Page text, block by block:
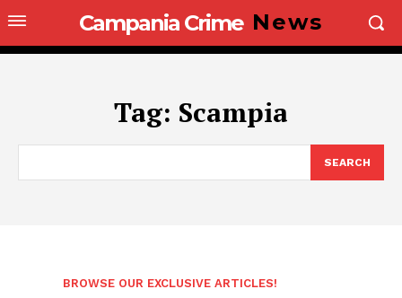
Campania Crime News
Tag: Scampia
SEARCH
BROWSE OUR EXCLUSIVE ARTICLES!